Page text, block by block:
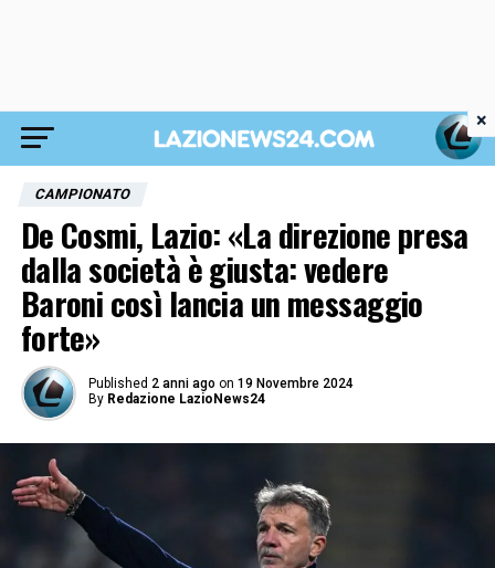
CAMPIONATO
De Cosmi, Lazio: «La direzione presa
dalla società è giusta: vedere
Baroni così lancia un messaggio
forte»
Published 2 anni ago on 19 Novembre 2024
By Redazione LazioNews24
×